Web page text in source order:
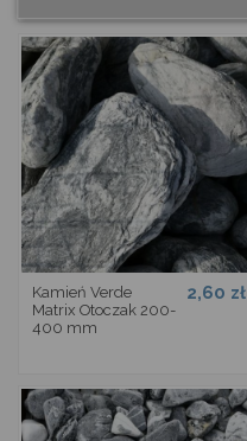
Kamień Verde
Matrix Otoczak 200-
400 mm
2,60 zł